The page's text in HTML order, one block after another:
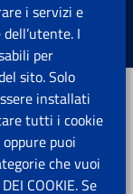
Sociale.
i servizi e
I
per
sito. Solo
installati
tutti i cookie
oppure puoi
che vuoi
COOKIE. Se